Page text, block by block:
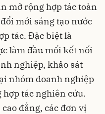
mở rộng hợp tác toàn
mới sáng tạo nước
tác. Đặc biệt là
làm đầu mối kết nối
nghiệp, khảo sát
nhóm doanh nghiệp
hợp tác nghiên cứu.
đẳng, các đơn vị